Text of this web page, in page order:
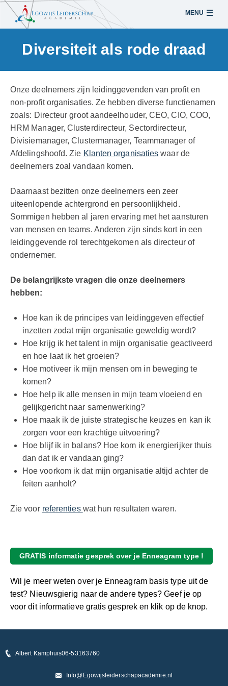
Spring
naar
inhoud
Spring
naar
navigatie
MENU
Diversiteit als rode draad
Onze deelnemers zijn leidinggevenden van profit en
non-profit organisaties. Ze hebben diverse functienamen
zoals: Directeur groot aandeelhouder, CEO, CIO, COO,
HRM Manager, Clusterdirecteur, Sectordirecteur,
Divisiemanager, Clustermanager, Teammanager of
Afdelingshoofd. Zie Klanten organisaties waar de
deelnemers zoal vandaan komen.
Daarnaast bezitten onze deelnemers een zeer
uiteenlopende achtergrond en persoonlijkheid.
Sommigen hebben al jaren ervaring met het aansturen
van mensen en teams. Anderen zijn sinds kort in een
leidinggevende rol terechtgekomen als directeur of
ondernemer.
De belangrijkste vragen die onze deelnemers
hebben:
Hoe kan ik de principes van leidinggeven effectief
inzetten zodat mijn organisatie geweldig wordt?
Hoe krijg ik het talent in mijn organisatie geactiveerd
en hoe laat ik het groeien?
Hoe motiveer ik mijn mensen om in beweging te
komen?
Hoe help ik alle mensen in mijn team vloeiend en
gelijkgericht naar samenwerking?
Hoe maak ik de juiste strategische keuzes en kan ik
zorgen voor een krachtige uitvoering?
Hoe blijf ik in balans? Hoe kom ik energierijker thuis
dan dat ik er vandaan ging?
Hoe voorkom ik dat mijn organisatie altijd achter de
feiten aanholt?
Zie voor referenties wat hun resultaten waren.
GRATIS informatie gesprek over je Enneagram type !
Wil je meer weten over je Enneagram basis type uit de
test? Nieuwsgierig naar de andere types? Geef je op
voor dit informatieve gratis gesprek en klik op de knop.
Albert Kamphuis06-53163760
Info@Egowijsleiderschapacademie.nl